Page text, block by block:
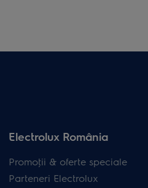
Electrolux România
Promoţii & oferte speciale
Parteneri Electrolux